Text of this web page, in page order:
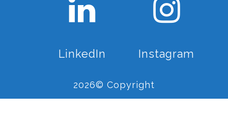
LinkedIn Instagram
2026© Copyright